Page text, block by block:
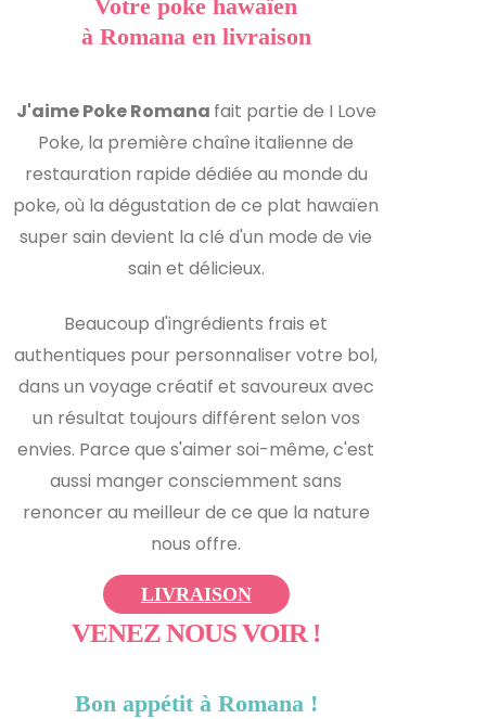
Votre poke hawaïen
à Romana en livraison
J'aime Poke Romana fait partie de I Love
Poke, la première chaîne italienne de
restauration rapide dédiée au monde du
poke, où la dégustation de ce plat hawaïen
super sain devient la clé d'un mode de vie
sain et délicieux.
Beaucoup d'ingrédients frais et
authentiques pour personnaliser votre bol,
dans un voyage créatif et savoureux avec
un résultat toujours différent selon vos
envies. Parce que s'aimer soi-même, c'est
aussi manger consciemment sans
renoncer au meilleur de ce que la nature
nous offre.
LIVRAISON
VENEZ NOUS VOIR !
Bon appétit à Romana !